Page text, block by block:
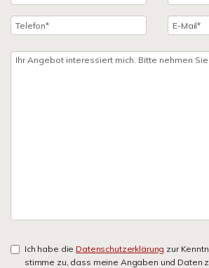
Ich habe die Datenschutzerklärung zur
stimme zu, dass meine Angaben und Daten